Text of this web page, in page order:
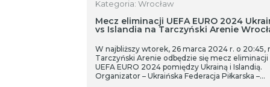
Kategoria: Wrocław
Mecz eliminacji UEFA EURO 2024
vs Islandia na Tarczyński Arenie
W najbliższy wtorek, 26 marca 2024 r. o 20:45,
Tarczyński Arenie odbędzie się mecz eliminacji
UEFA EURO 2024 pomiędzy Ukrainą i Islandią.
Organizator – Ukraińska Federacja Piłkarska –